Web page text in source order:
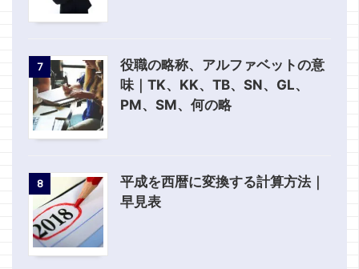
7
役職の略称、アルファベットの意
味｜TK、KK、TB、SN、GL、
PM、SM、何の略
8
平成を西暦に変換する計算方法｜
早見表